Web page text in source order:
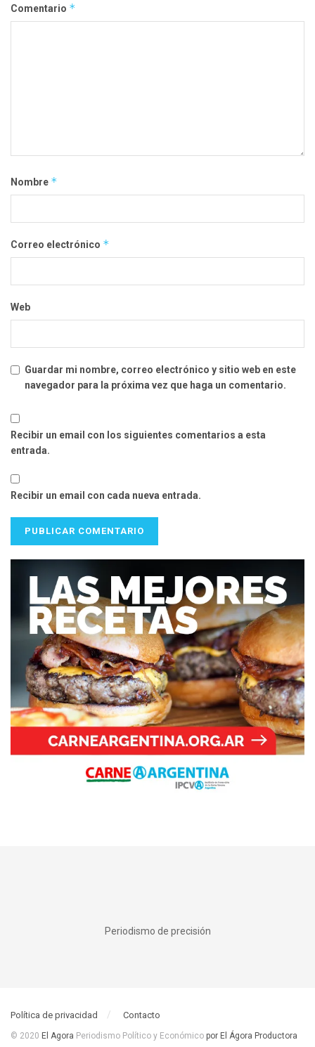
Comentario *
Nombre *
Correo electrónico *
Web
Guardar mi nombre, correo electrónico y sitio web en este
navegador para la próxima vez que haga un comentario.
Recibir un email con los siguientes comentarios a esta
entrada.
Recibir un email con cada nueva entrada.
Periodismo de precisión
Política de privacidad Contacto
© 2020 El Agora Periodismo Político y Económico por El Ágora Productora